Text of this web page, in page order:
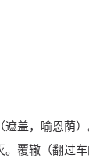
盖，喻恩荫）
覆辙（翻过